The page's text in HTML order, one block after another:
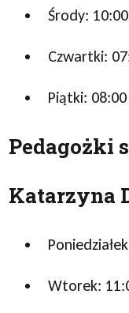
Środy:
Czwartki:
Piątki:
Pedagożki
Katarzyna
Wtorek: